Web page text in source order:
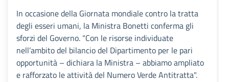
In occasione della Giornata mondiale contro la tratta
degli esseri umani, la Ministra Bonetti conferma gli
sforzi del Governo. “Con le risorse individuate
nell’ambito del bilancio del Dipartimento per le pari
opportunità – dichiara la Ministra – abbiamo ampliato
e rafforzato le attività del Numero Verde Antitratta".